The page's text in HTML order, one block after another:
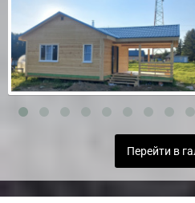
Перейти в